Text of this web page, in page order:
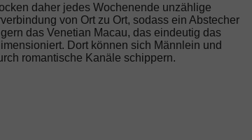
daher jedes Wochenende unzählige
von Ort zu Ort, sodass ein Abstecher
das Venetian Macau, das eindeutig das
Dort können sich Männlein und
romantische Kanäle schippern.